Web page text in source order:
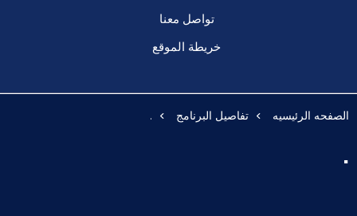
تواصل معنا
خريطة الموقع
الصفحه الرئيسيه تفاصيل البرنامج .
.